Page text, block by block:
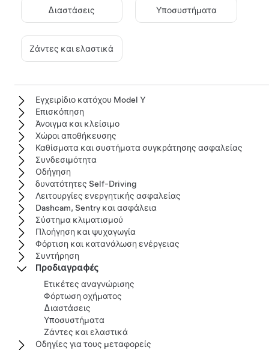
Διαστάσεις Υποσυστήματα
Ζάντες και ελαστικά
Εγχειρίδιο κατόχου Model Y
Επισκόπηση
Άνοιγμα και κλείσιμο
Χώροι αποθήκευσης
Καθίσματα και συστήματα συγκράτησης ασφαλείας
Συνδεσιμότητα
Οδήγηση
δυνατότητες Self-Driving
Λειτουργίες ενεργητικής ασφαλείας
Dashcam, Sentry και ασφάλεια
Σύστημα κλιματισμού
Πλοήγηση και ψυχαγωγία
Φόρτιση και κατανάλωση ενέργειας
Συντήρηση
Προδιαγραφές
Ετικέτες αναγνώρισης
Φόρτωση οχήματος
Διαστάσεις
Υποσυστήματα
Ζάντες και ελαστικά
Οδηγίες για τους μεταφορείς